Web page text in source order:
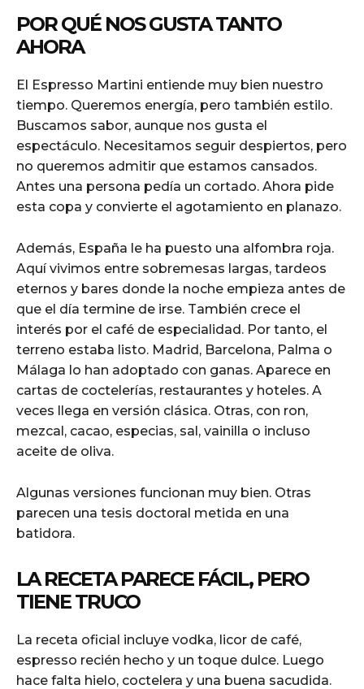
POR QUÉ NOS GUSTA TANTO
AHORA
El Espresso Martini entiende muy bien nuestro
tiempo. Queremos energía, pero también estilo.
Buscamos sabor, aunque nos gusta el
espectáculo. Necesitamos seguir despiertos, pero
no queremos admitir que estamos cansados.
Antes una persona pedía un cortado. Ahora pide
esta copa y convierte el agotamiento en planazo.
Además, España le ha puesto una alfombra roja.
Aquí vivimos entre sobremesas largas, tardeos
eternos y bares donde la noche empieza antes de
que el día termine de irse. También crece el
interés por el café de especialidad. Por tanto, el
terreno estaba listo. Madrid, Barcelona, Palma o
Málaga lo han adoptado con ganas. Aparece en
cartas de coctelerías, restaurantes y hoteles. A
veces llega en versión clásica. Otras, con ron,
mezcal, cacao, especias, sal, vainilla o incluso
aceite de oliva.
Algunas versiones funcionan muy bien. Otras
parecen una tesis doctoral metida en una
batidora.
LA RECETA PARECE FÁCIL, PERO
TIENE TRUCO
La receta oficial incluye vodka, licor de café,
espresso recién hecho y un toque dulce. Luego
hace falta hielo, coctelera y una buena sacudida.